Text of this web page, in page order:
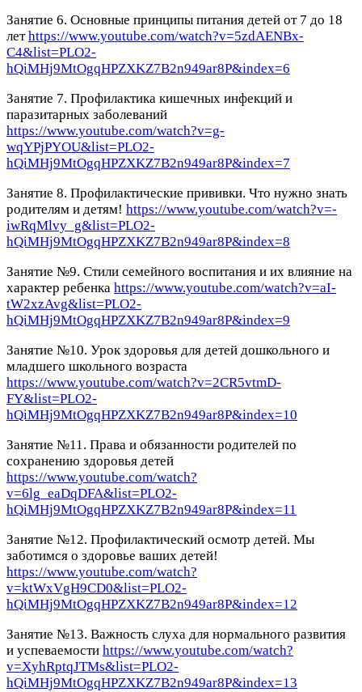
Занятие 6. Основные принципы питания детей от 7 до 18
летhttps://www.youtube.com/watch?v=5zdAENBx-
C4&list=PLO2-
hQiMHj9MtOgqHPZXKZ7B2n949ar8P&index=6
Занятие 7. Профилактика кишечных инфекций и
паразитарных заболеваний
https://www.youtube.com/watch?v=g-
wqYPjPYOU&list=PLO2-
hQiMHj9MtOgqHPZXKZ7B2n949ar8P&index=7
Занятие 8. Профилактические прививки. Что нужно знать
родителям и детям! https://www.youtube.com/watch?v=-
iwRqMlvy_g&list=PLO2-
hQiMHj9MtOgqHPZXKZ7B2n949ar8P&index=8
Занятие №9. Стили семейного воспитания и их влияние на
характер ребенка https://www.youtube.com/watch?v=aI-
tW2xzAvg&list=PLO2-
hQiMHj9MtOgqHPZXKZ7B2n949ar8P&index=9
Занятие №10. Урок здоровья для детей дошкольного и
младшего школьного возраста
https://www.youtube.com/watch?v=2CR5vtmD-
FY&list=PLO2-
hQiMHj9MtOgqHPZXKZ7B2n949ar8P&index=10
Занятие №11. Права и обязанности родителей по
сохранению здоровья детей
https://www.youtube.com/watch?
v=6lg_eaDqDFA&list=PLO2-
hQiMHj9MtOgqHPZXKZ7B2n949ar8P&index=11
Занятие №12. Профилактический осмотр детей. Мы
заботимся о здоровье ваших детей!
https://www.youtube.com/watch?
v=ktWxVgH9CD0&list=PLO2-
hQiMHj9MtOgqHPZXKZ7B2n949ar8P&index=12
Занятие №13. Важность слуха для нормального развития
и успеваемости https://www.youtube.com/watch?
v=XyhRptqJTMs&list=PLO2-
hQiMHj9MtOgqHPZXKZ7B2n949ar8P&index=13